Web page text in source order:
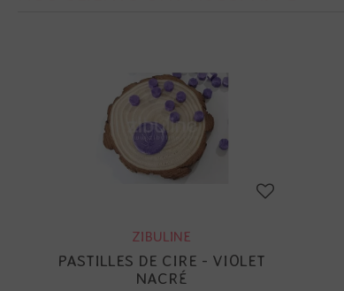
ZIBULINE
PASTILLES DE CIRE - VIOLET
NACRÉ